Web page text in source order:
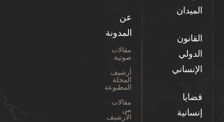
الميدان
القانون
الدولي
الإنساني
قضايا
إنسانية
عن
المدونة
مقالات
صوتية
أرشيف
المجلة
المطبوعة
مقالات
من
الأرشيف